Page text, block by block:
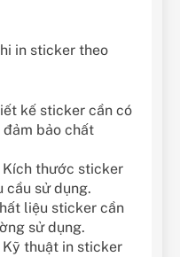
in sticker theo
kế sticker cần có
bảo chất
Kích thước sticker
cầu sử dụng.
liệu sticker cần
sử dụng.
Kỹ thuật in sticker